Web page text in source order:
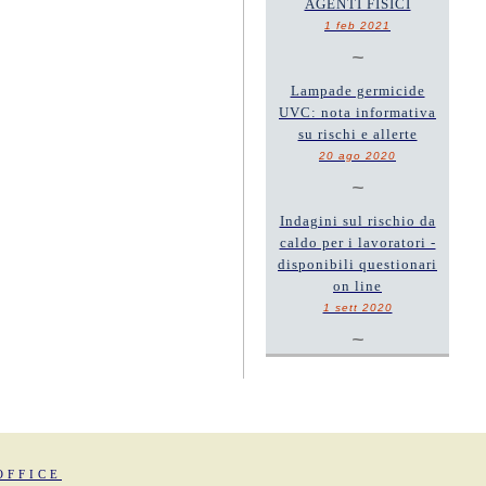
AGENTI FISICI
1 feb 2021
~
Lampade germicide
UVC: nota informativa
su rischi e allerte
20 ago 2020
~
Indagini sul rischio da
caldo per i lavoratori -
disponibili questionari
on line
1 sett 2020
~